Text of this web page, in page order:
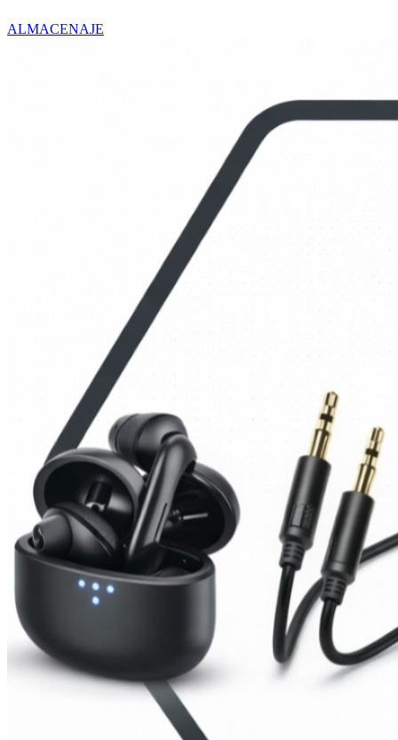
ALMACENAJE